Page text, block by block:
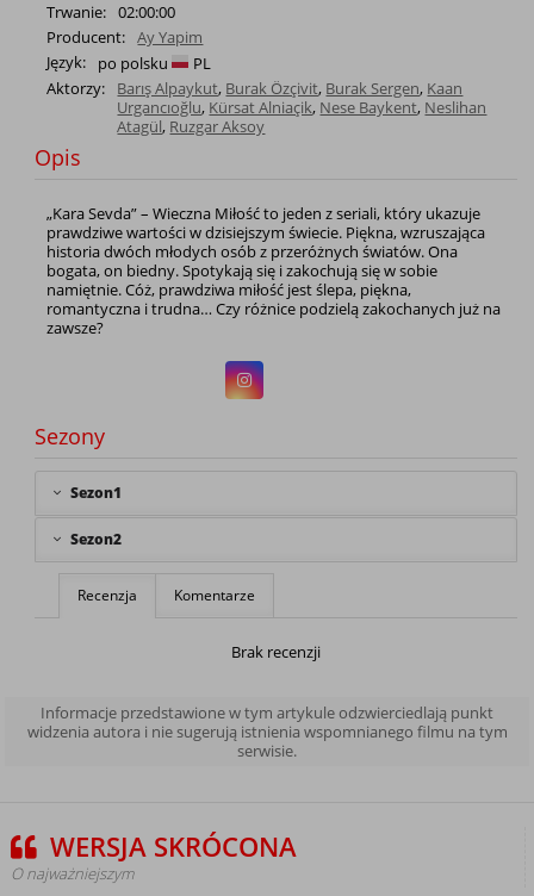
Trwanie: 02:00:00
Producent: Ay Yapim
Język:
po polsku
PL
Aktorzy:
Barış Alpaykut, Burak Özçivit, Burak Sergen, Kaan
Urgancıoğlu, Kürsat Alniaçik, Nese Baykent, Neslihan
Atagül, Ruzgar Aksoy
Opis
„Kara Sevda” – Wieczna Miłość to jeden z seriali, który ukazuje
prawdziwe wartości w dzisiejszym świecie. Piękna, wzruszająca
historia dwóch młodych osób z przeróżnych światów. Ona
bogata, on biedny. Spotykają się i zakochują się w sobie
namiętnie. Cóż, prawdziwa miłość jest ślepa, piękna,
romantyczna i trudna… Czy różnice podzielą zakochanych już na
zawsze?
Sezony
Sezon1
Sezon2
Recenzja Komentarze
Brak recenzji
Informacje przedstawione w tym artykule odzwierciedlają punkt
widzenia autora i nie sugerują istnienia wspomnianego filmu na tym
serwisie.
WERSJA SKRÓCONA
O najważniejszym